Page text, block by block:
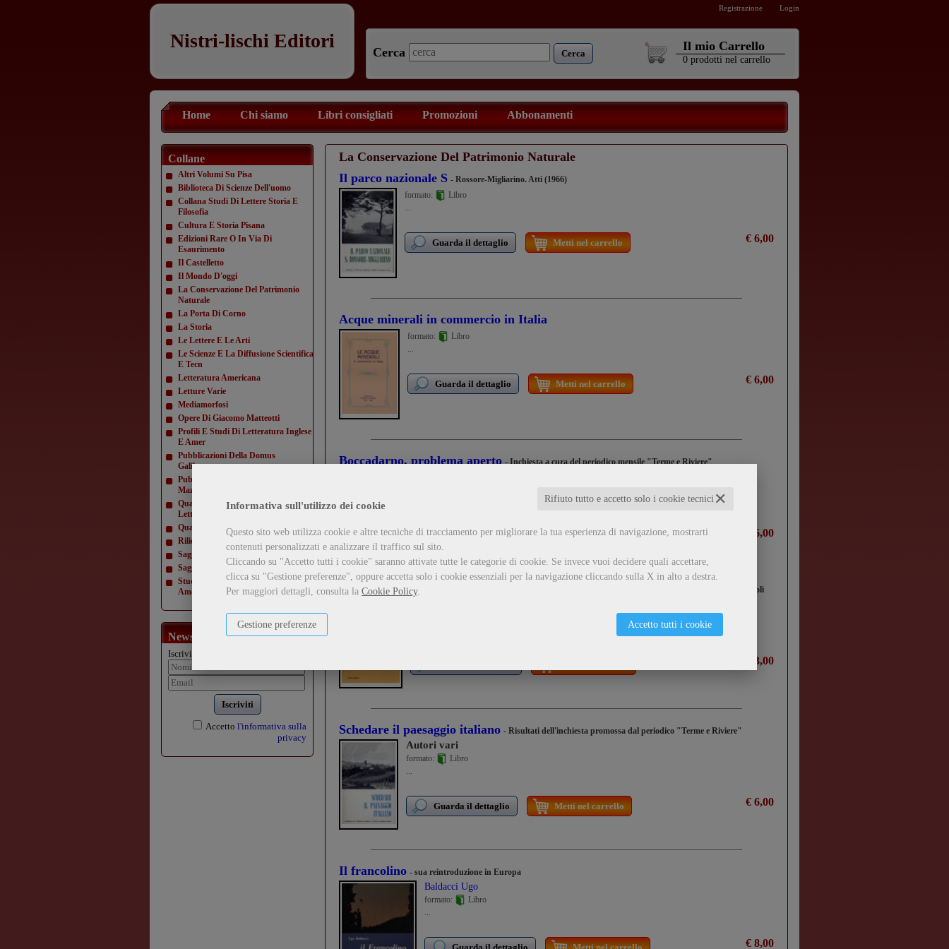
Informativa sull'utilizzo dei cookie ✕
Rifiuto tutto e accetto solo i cookie tecnici
Questo sito web utilizza cookie e altre tecniche di tracciamento per migliorare la tua esperienza di navigazione, mostrarti
contenuti personalizzati e analizzare il traffico sul sito.
Cliccando su "Accetto tutti i cookie" saranno attivate tutte le categorie di cookie. Se invece vuoi decidere quali accettare,
clicca su "Gestione preferenze", oppure accetta solo i cookie essenziali per la navigazione cliccando sulla X in alto a destra.
Per maggiori dettagli, consulta la Cookie Policy.
Accetto tutti i cookie
Gestione preferenze
Registrazione Login
Nistri-lischi Editori
Cerca Cerca
Il mio Carrello
0 prodotti nel carrello
Home Chi siamo Libri consigliati Promozioni Abbonamenti
Collane
Altri Volumi Su Pisa
Biblioteca Di Scienze Dell'uomo
Collana Studi Di Lettere Storia E
Filosofia
Cultura E Storia Pisana
Edizioni Rare O In Via Di
Esaurimento
Il Castelletto
Il Mondo D'oggi
La Conservazione Del Patrimonio
Naturale
La Porta Di Corno
La Storia
Le Lettere E Le Arti
Le Scienze E La Diffusione Scientifica
E Tecn
Letteratura Americana
Letture Varie
Mediamorfosi
Opere Di Giacomo Matteotti
Profili E Studi Di Letteratura Inglese
E Amer
Pubblicazioni Della Domus
Galilaeana
Pubblicazioni Della Domus
Mazziniana
Quaderni Dell'Istituto Di Lingua E
Letteratur
Quaderni Della Direzione
Rilievi Di Monumenti
Saggi Di Varia Umanità
Saggi Di Varia Umanità- Nuova Serie
Studi E Testi Di Storia Costituzionale
Americ
Newsletter
Iscriviti alla nostra newsletter:
Iscriviti
Accetto l'informativa sulla
privacy
La Conservazione Del Patrimonio Naturale
Il parco nazionale S - Rossore-Migliarino. Atti (1966)
formato:
Libro
...
€ 6,00
Guarda il dettaglio Metti nel carrello
Acque minerali in commercio in Italia
formato:
Libro
...
€ 6,00
Guarda il dettaglio Metti nel carrello
Boccadarno, problema aperto - Inchiesta a cura del periodico mensile "Terme e Riviere"
€ 6,00
Guarda il dettaglio Metti nel carrello
Dal Calambrone alla Burlamacca - Guida alla natura del parco Migliarino-S.Rossore - Massaciuccoli
€ 13,00
Schedare il paesaggio italiano - Risultati dell'inchiesta promossa dal periodico "Terme e Riviere"
Autori vari
formato:
Libro
...
€ 6,00
Guarda il dettaglio Metti nel carrello
Il francolino - sua reintroduzione in Europa
Baldacci Ugo
formato:
Libro
...
€ 8,00